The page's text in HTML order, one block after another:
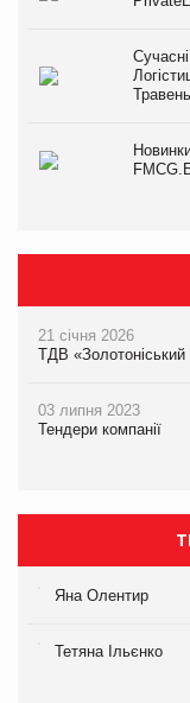
Травень
21 січня 2026
ТДВ
03 липня 2023
Тендери компанії
Яна Олентир
Тетяна Ільєнко